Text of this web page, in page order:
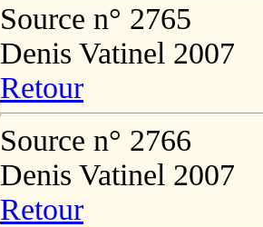
Source n° 2765
Denis Vatinel 2007
Retour
Source n° 2766
Denis Vatinel 2007
Retour